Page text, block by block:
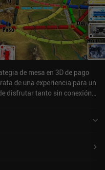
de mesa en 3D de pago
de una experiencia para un
disfrutar tanto sin conexión
Store de iOS.